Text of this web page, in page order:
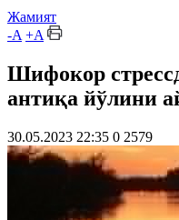
Жамият
-A +A
Шифокор
антиқа йўлини
30.05.2023 22:35 0 2579